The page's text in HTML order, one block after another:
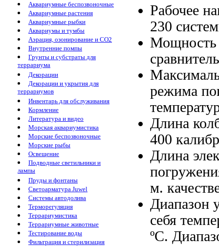
Аквариумные беспозвоночные
Аквариумные растения
Аквариумные рыбки
Аквариумы и тумбы
Аэрация, озонирование и CO2
Внутренние помпы
Грунты и субстраты для
террариума
Декорации
Декорации и укрытия для
террариумов
Инвентарь для обслуживания
Кормление
Литература и видео
Морская аквариумистика
Морские беспозвоночные
Морские рыбы
Освещение
Подводные светильники и
лампы
Пруды и фонтаны
Светоарматура Juwel
Системы автодолива
Терморегуляция
Террариумистика
Террариумные животные
Тестирование воды
Фильтрация и стерилизация
Рабочее
230
режима
Длина
400
Длина
м.
Диапазон
себя
ºC.